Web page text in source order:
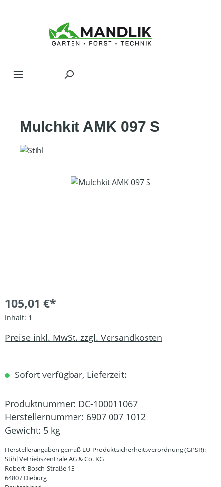
Mulchkit AMK 097 S
Bildergalerie überspringen
105,01 €*
Inhalt: 1
Preise inkl. MwSt. zzgl. Versandkosten
Sofort verfügbar, Lieferzeit:
Produktnummer: DC-100011067
Herstellernummer: 6907 007 1012
Gewicht: 5 kg
Herstellerangaben gemäß EU-Produktsicherheitsverordnung (GPSR):
Stihl Vetriebszentrale AG & Co. KG
Robert-Bosch-Straße 13
64807 Dieburg